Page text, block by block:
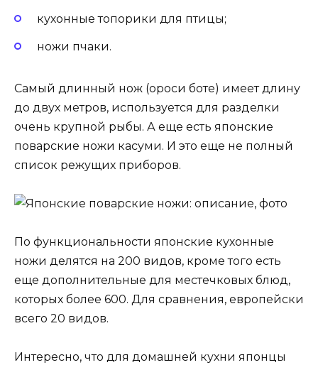
кухонные топорики для птицы;
ножи пчаки.
Самый длинный нож (ороси боте) имеет длину
до двух метров, используется для разделки
очень крупной рыбы. А еще есть японские
поварские ножи касуми. И это еще не полный
список режущих приборов.
По функциональности японские кухонные
ножи делятся на 200 видов, кроме того есть
еще дополнительные для местечковых блюд,
которых более 600. Для сравнения, европейски
всего 20 видов.
Интересно, что для домашней кухни японцы